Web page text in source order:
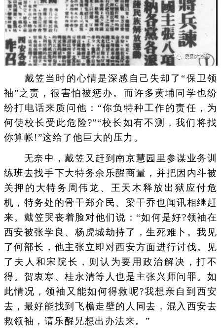
戴笠当时的心情是深感自己失却了“保卫领
袖”之责，很害怕被惩办。而许多黄埔同学也纷
纷打电话来质问他：“你负特种工作的责任，为
何使校长受此危险?”“校长如有不测，我们将找
你算帐!”这给了他巨大的压力。
无奈中，戴笠又赶到南京慧园里参谋业务训
练班去找手下大特务余乐醒商量，并把因内斗被
关押的大特务周伟龙、王天木释放出狱应付危
机，特务处的骨干郑介民、梁干乔也闻讯相继赶
来。戴笠哭丧着脸对他们说：“如何是好?领袖在
西安被张学良、杨虎城劫持了，生死难卜。我见
了何部长，他主张立即对西安方面进行讨伐。见
了夫人和宋院长，则认为要用政治解决，打不
得。贺衷寒、桂永清等人也是主张兴师问罪。如
此情况，领袖又能如何得救呢?我想亲自到西安
去，最好能找到飞檐走壁的人同去，混入西安去
救领袖，请乐醒兄想出办法来。”